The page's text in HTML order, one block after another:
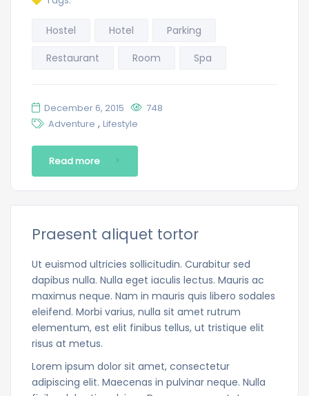
Hostel Hotel
Parking
Restaurant
Room Spa
December 6, 2015
748
Adventure , Lifestyle
Read more
Praesent aliquet tortor
Ut euismod ultricies sollicitudin. Curabitur sed
dapibus nulla. Nulla eget iaculis lectus. Mauris ac
maximus neque. Nam in mauris quis libero sodales
eleifend. Morbi varius, nulla sit amet rutrum
elementum, est elit finibus tellus, ut tristique elit
risus at metus.
Lorem ipsum dolor sit amet, consectetur
adipiscing elit. Maecenas in pulvinar neque. Nulla